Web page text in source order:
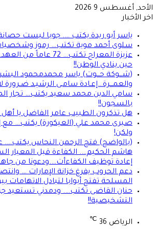
الأحد, أغسطس 9 2026
اخر الأخبار
ياسر أبو ريدة يكتب …. جوبا ليست
سلوى أحمد موية تكتب… رموز
عزيزة المعراج تكتب… 72
حين ينادي الوطن!!
(شـــوكة حـــوت) ياسر محمدمحمود البشر
والعمـــرة…إعـادة سامـى الرشيـد ضـرورة
سامي الدين محمد سعيد يكتب… تجار
بالسجون!!
هل تذكرون الطبيب عامر الفاضل يا
صبرى محمد علي (العيكورة) يكتب… مع
ولكن!
(بالواضح) فتح الرحمن النحاس
هاشم الحكيم…. الكفاءة قبل المعيار
إعادة توظيف الكفاءأت….ودعونا من
دعم الحروب يفرغ خزانة الإمارات …
المسلحة تفتح أبوابا لتبادل الاتهامات
حنان القاضى تكتب…. ودمدني تستعيد
التشخيصية!!
الرياض 36
℃